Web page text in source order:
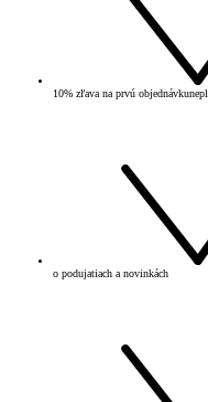
10% zľava na prvú objednávku
o podujatiach a novinkách